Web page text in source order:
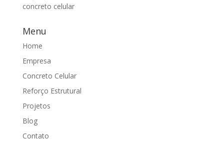
concreto celular
Menu
Home
Empresa
Concreto Celular
Reforço Estrutural
Projetos
Blog
Contato